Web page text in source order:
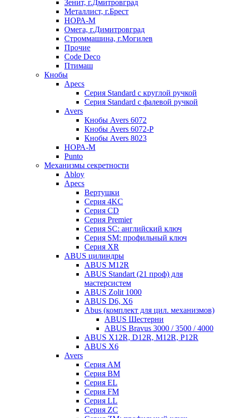
Зенит, г.Дмитровград
Металлист, г.Брест
НОРА-М
Омега, г.Димитровград
Строммашина, г.Могилев
Прочие
Code Deco
Птимаш
Кнобы
Apecs
Серия Standard с круглой ручкой
Серия Standard с фалевой ручкой
Avers
Кнобы Avers 6072
Кнобы Avers 6072-P
Кнобы Avers 8023
НОРА-М
Punto
Механизмы секретности
Abloy
Apecs
Вертушки
Серия 4KC
Серия CD
Серия Premier
Серия SC: английский ключ
Серия SM: профильный ключ
Серия XR
ABUS цилиндры
ABUS M12R
ABUS Standart (21 проф) для
мастерсистем
ABUS Zolit 1000
ABUS D6, X6
Abus (комплект для цил. механизмов)
ABUS Шестерни
ABUS Bravus 3000 / 3500 / 4000
ABUS X12R, D12R, M12R, P12R
ABUS X6
Avers
Серия AM
Серия BM
Серия EL
Серия FM
Серия LL
Серия ZC